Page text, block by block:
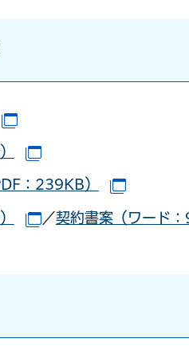
（別ウインドウで開きます
（別ウインドウで開き
：239KB） （別ウイ
（別ウインドウで開き
／契約書案（ワード：